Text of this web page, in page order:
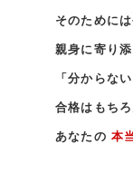
そのために
親身に寄り
「分からな
合格はもち
あなたの 本